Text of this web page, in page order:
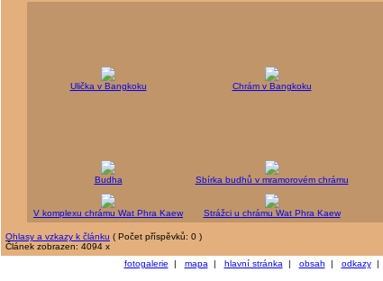
Ulička v Bangkoku Chrám v Bangkoku
Budha Sbírka budhů v mramorovém chrámu
V komplexu chrámu Wat Phra Kaew Strážci u chrámu Wat Phra Kaew
Ohlasy a vzkazy k článku ( Počet příspěvků: 0 )
Článek zobrazen: 4094 x
fotogalerie | mapa | hlavní stránka | obsah | odkazy|